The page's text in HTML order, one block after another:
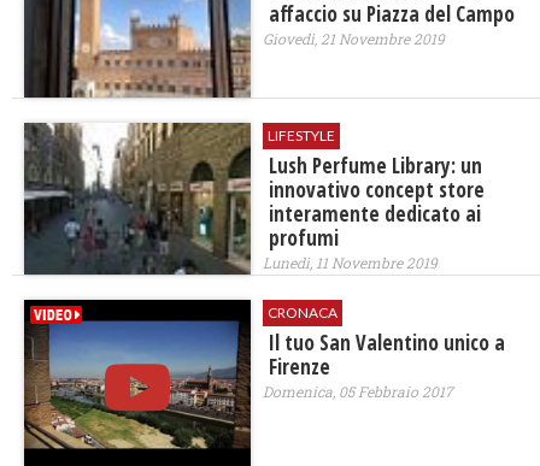
affaccio su Piazza del Campo
Giovedì, 21 Novembre 2019
LIFESTYLE
Lush Perfume Library: un
innovativo concept store
interamente dedicato ai
profumi
Lunedì, 11 Novembre 2019
CRONACA
Il tuo San Valentino unico a
Firenze
Domenica, 05 Febbraio 2017